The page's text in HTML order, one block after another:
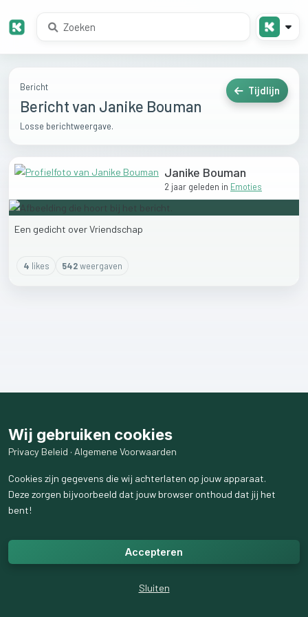
Bericht
Bericht van Janike Bouman
Losse berichtweergave.
Tijdlijn
Janike Bouman
2 jaar geleden in Emoties
Een gedicht overVriendschap
4 likes 542weergaven
Wij gebruiken cookies
Privacy Beleid · Algemene Voorwaarden
Cookies zijn gegevens die wij achterlaten op jouw apparaat.
Deze zorgen bijvoorbeeld dat jouw browser onthoud dat jij het
bent!
Accepteren
Sluiten